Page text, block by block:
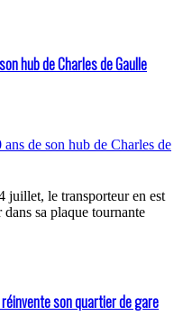
hub de Charles de Gaulle
juillet, le transporteur en est
sa plaque tournante
son quartier de gare